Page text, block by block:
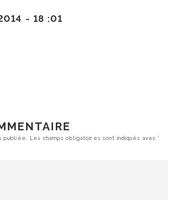
- 18 :01
publiée. Les champs obligatoires sont indiqués avec*